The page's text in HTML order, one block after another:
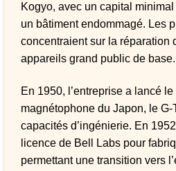
Kogyo, avec un capital
un bâtiment endommagé. Les
concentraient sur la réparation
appareils grand public de base.
En 1950, l’entreprise a lancé
magnétophone du Japon, le
capacités d’ingénierie. En
licence de Bell Labs pour
permettant une transition vers